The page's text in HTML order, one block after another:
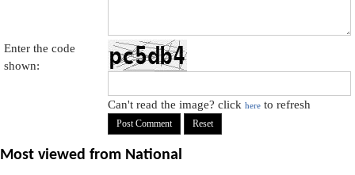
Enter the code
shown:
Can't read the image? clickhere to refresh
Most viewed from National